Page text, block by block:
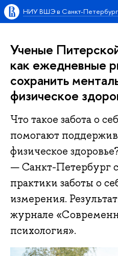
НИУ ВШЭ в Санкт-
Ученые
как ежедневные
сохранить
физическое
Что такое забота о
помогают
физическое
— Санкт-Петербург
практики заботы о
измерения.
журнале
психология».